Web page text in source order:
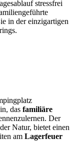
stressfrei
in der einzigartigen
das familiäre
Der
Natur, bietet einen
am Lagerfeuer